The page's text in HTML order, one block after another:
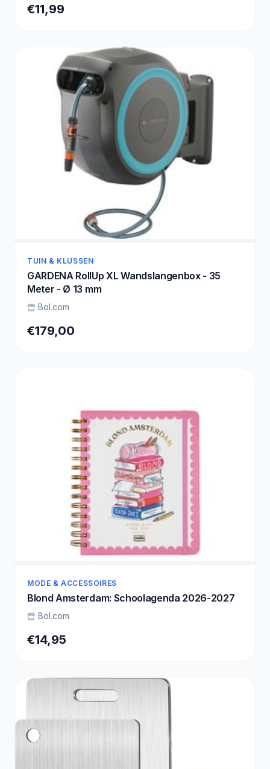
€11,99
TUIN & KLUSSEN
GARDENA RollUp XL Wandslangenbox - 35
Meter - Ø 13 mm
Bol.com
€179,00
MODE & ACCESSOIRES
Blond Amsterdam: Schoolagenda 2026-2027
Bol.com
€14,95